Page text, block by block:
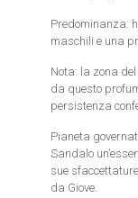
Predominanza:
maschili e una
Nota: la zona
da questo
persistenza
Pianeta
Sandalo
sue
da Giove.